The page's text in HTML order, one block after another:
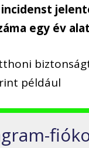
egy év
például